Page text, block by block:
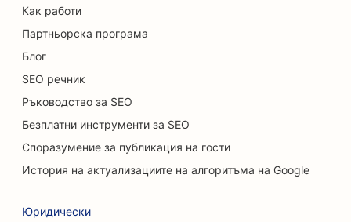
нестандартно меню
SEO за магазини за килими и подови настилки
SEO за автокъщи
SEO за услуги за почистване
SEO за хиропрактици
Как работи
Партньорска програма
Блог
SEO речник
Ръководство за SEO
Безплатни инструменти за SEO
Споразумение за публикация на гости
История на актуализациите на алгоритъма на Google
Юридически